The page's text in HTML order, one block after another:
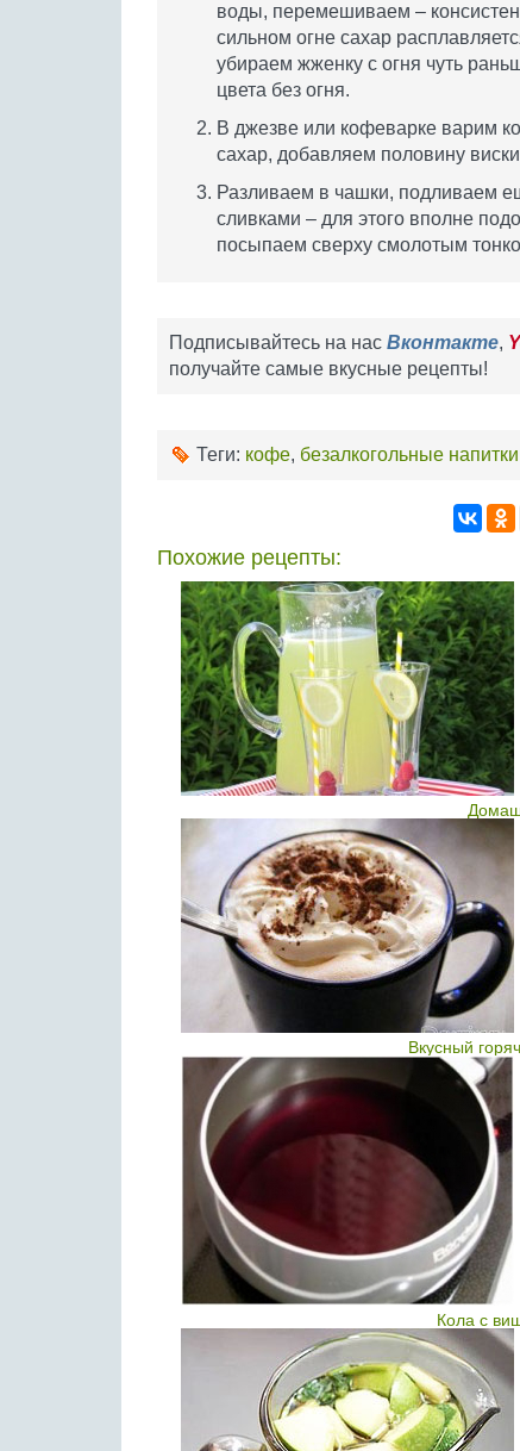
воды, перемешиваем –
сильном огне сахар
убираем жженку с огня чуть
цвета без огня.
В джезве или кофеварке варим
сахар, добавляем половину
Разливаем в чашки, подливаем
сливками – для этого вполне
посыпаем сверху смолотым
Подписывайтесь на нас Вконтакте,
получайте самые вкусные рецепты!
Теги: кофе, безалкогольные напитки
Похожие рецепты:
Вкусный
Кола с